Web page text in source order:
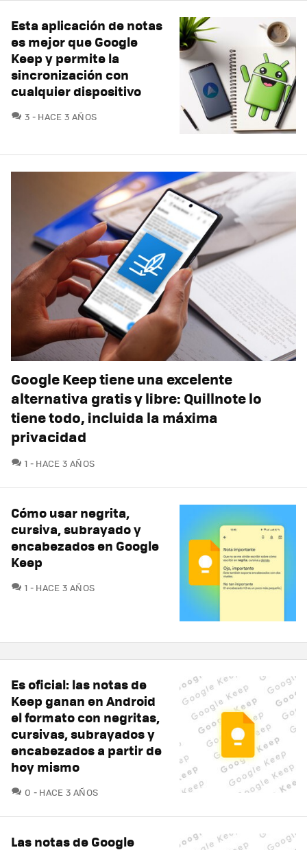
Esta aplicación de notas
es mejor que Google
Keep y permite la
sincronización con
cualquier dispositivo
3 COMENTARIOS
HACE 3 AÑOS
Google Keep tiene una excelente
alternativa gratis y libre: Quillnote lo
tiene todo, incluida la máxima
privacidad
1 COMENTARIOS
HACE 3 AÑOS
Cómo usar negrita,
cursiva, subrayado y
encabezados en Google
Keep
1 COMENTARIOS
HACE 3 AÑOS
Es oficial: las notas de
Keep ganan en Android
el formato con negritas,
cursivas, subrayados y
encabezados a partir de
hoy mismo
0 COMENTARIOS
HACE 3 AÑOS
Las notas de Google